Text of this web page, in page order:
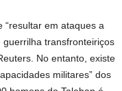
“resultar em ataques a
transfronteiriços
No entanto, existe
militares” dos